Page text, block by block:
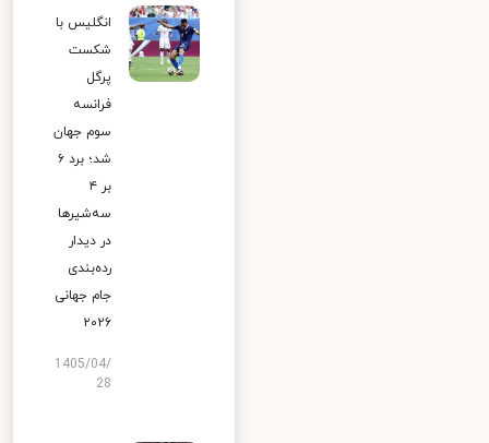
انگلیس با
شکست
پرگل
فرانسه
سوم جهان
شد؛ برد ۶
بر ۴
سه‌شیرها
در دیدار
رده‌بندی
جام جهانی
۲۰۲۶
1405/04/
28